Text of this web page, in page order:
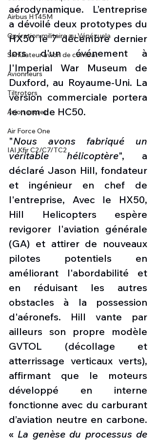
Airbus H145M
Opération militaire au Vénézuela
Simulateur avion de combat
Avionneurs
Tiltrotors
Avion secret
Air Force One
IAI Kfir C2/C7/TC2
aérodynamique. L’entreprise
a dévoilé deux prototypes du
HX50 le 7 décembre dernier
lors d'un événement à
l'Imperial War Museum de
Duxford, au Royaume-Uni. La
version commerciale portera
le nom de HC50.
"Nous avons fabriqué un
véritable hélicoptère", a
déclaré Jason Hill, fondateur
et ingénieur en chef de
l'entreprise, Avec le HX50,
Hill Helicopters espère
revigorer l'aviation générale
(GA) et attirer de nouveaux
pilotes potentiels en
améliorant l'abordabilité et
en réduisant les autres
obstacles à la possession
d'aéronefs. Hill vante par
ailleurs son propre modèle
GVTOL (décollage et
atterrissage verticaux verts),
affirmant que le moteurs
développé en interne
fonctionne avec du carburant
d’aviation neutre en carbone.
« La genèse du processus de